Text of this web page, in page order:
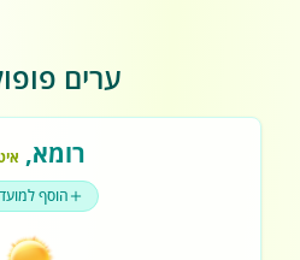
ערים
רומא,
הוסף